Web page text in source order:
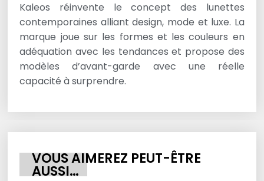
Kaleos réinvente le concept des lunettes
contemporaines alliant design, mode et luxe. La
marque joue sur les formes et les couleurs en
adéquation avec les tendances et propose des
modèles d’avant-garde avec une réelle
capacité à surprendre.
VOUS AIMEREZ PEUT-ÊTRE
AUSSI…